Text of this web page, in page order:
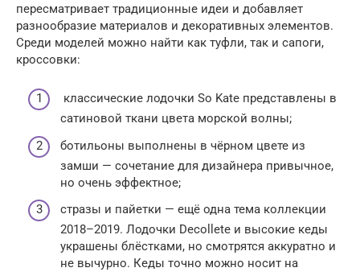
пересматривает традиционные идеи и добавляет
разнообразие материалов и декоративных элементов.
Среди моделей можно найти как туфли, так и сапоги,
кроссовки:
классические лодочки So Kate представлены в
сатиновой ткани цвета морской волны;
ботильоны выполнены в чёрном цвете из
замши — сочетание для дизайнера привычное,
но очень эффектное;
стразы и пайетки — ещё одна тема коллекции
2018–2019. Лодочки Decollete и высокие кеды
украшены блёстками, но смотрятся аккуратно и
не вычурно. Кеды точно можно носит на